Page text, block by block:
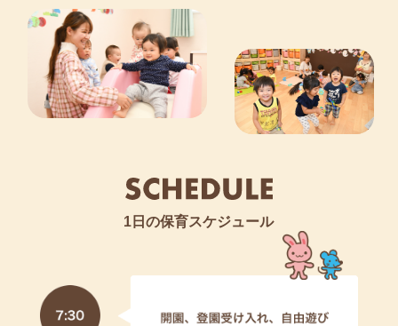
1日の保育スケジュール